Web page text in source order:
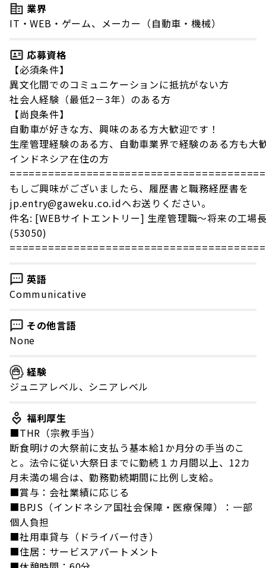
業界
IT・WEB・ゲーム、メーカー（自動車・機械）
応募資格
【必須条件】
異文化間でのコミュニケーションに抵抗がない方
社会人経験（最低2－3年）のある方
【尚良条件】
自動車が好きな方、興味のある方大歓迎です！
生産管理経験のある方、自動車業界で経験のある方も大
インドネシア在住の方
もしご興味がございましたら、履歴書と職務経歴書を
jp.entry@gaweku.co.idへお送りください。
件名: [WEBサイトエントリー] 生産管理職〜将来の工場
(53050)
英語
Communicative
その他言語
None
経験
ジュニアレベル、シニアレベル
福利厚生
■THR（宗教手当）
断食明けの大祭前に支払う基本給1か月分の手当のこ
と。法令に従い大祭日までに勤続１カ月間以上、12カ
月未満の場合は、勤務勤続期間に比例し支給。
■賞与：会社業績に応じる
■BPJS（インドネシア国社会保障・医療保障）：一部
個人負担
■社用車貸与（ドライバー付き）
■住居：サービスアパートメント